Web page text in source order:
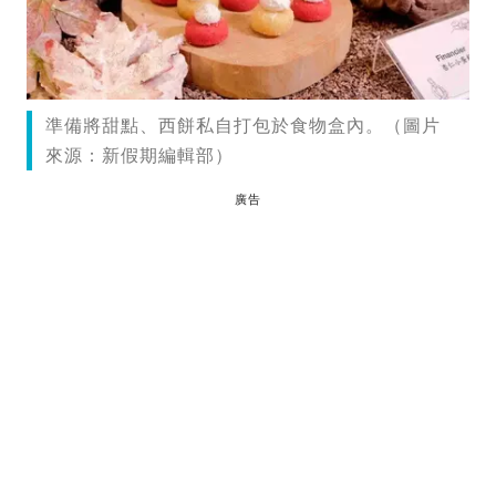
準備將甜點、西餅私自打包於食物盒內。（圖片
來源：新假期編輯部）
廣告